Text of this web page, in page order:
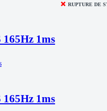
❌ RUPTURE DE
1ms
1ms